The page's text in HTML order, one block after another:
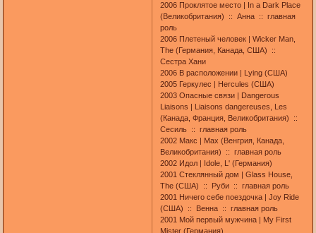
2006 Проклятое место | In a Dark Place
(Великобритания) :: Анна :: главная
роль
2006 Плетеный человек | Wicker Man,
The (Германия, Канада, США) ::
Сестра Хани
2006 В расположении | Lying (США)
2005 Геркулес | Hercules (США)
2003 Опасные связи | Dangerous
Liaisons | Liaisons dangereuses, Les
(Канада, Франция, Великобритания) ::
Сесиль :: главная роль
2002 Макс | Max (Венгрия, Канада,
Великобритания) :: главная роль
2002 Идол | Idole, L' (Германия)
2001 Стеклянный дом | Glass House,
The (США) :: Руби :: главная роль
2001 Ничего себе поездочка | Joy Ride
(США) :: Венна :: главная роль
2001 Мой первый мужчина | My First
Mister (Германия)